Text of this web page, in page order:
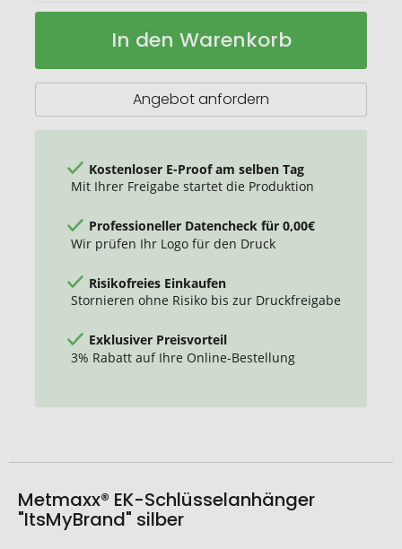
Metmaxx®
"ItsMyBrand"
Auf
In den Warenkorb
Angebot anfordern
Kostenloser E-Proof am selben Tag
Mit Ihrer Freigabe startet die Produktion
Professioneller Datencheck für 0,00€
Wir prüfen Ihr Logo für den Druck
Risikofreies Einkaufen
Stornieren ohne Risiko bis zur Druckfreigabe
Exklusiver Preisvorteil
3% Rabatt auf Ihre Online-Bestellung
Metmaxx® EK-Schlüsselanhänger
"ItsMyBrand" silber